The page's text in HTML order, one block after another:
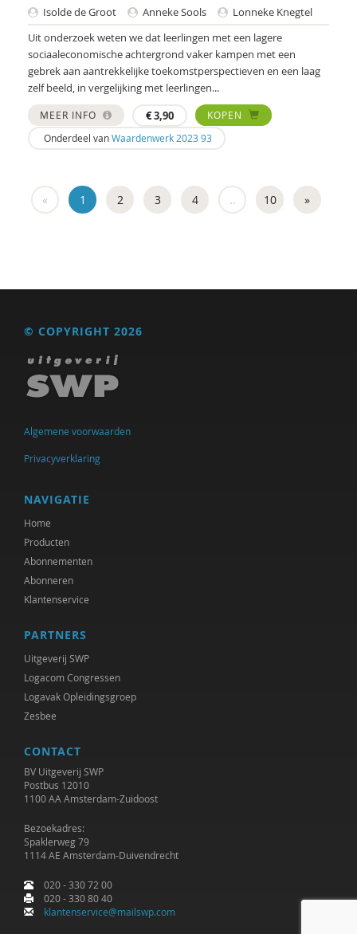
Isolde de Groot Anneke Sools
Lonneke Knegtel
Uit onderzoek weten we dat leerlingen met een lagere
sociaaleconomische achtergrond vaker kampen met een
gebrek aan aantrekkelijke toekomstperspectieven en een laag
zelf beeld, in vergelijking met leerlingen...
MEER INFO €3,90
KOPEN
Onderdeel vanWaardenwerk 2023 93
« 1 2 3 4 .. 10 »
© COPYRIGHT 2026
Algemene voorwaarden
Privacyverklaring
NAVIGATIE
Home
Producten
Abonnementen
Abonneren
Klantenservice
PARTNERS
Uitgeverij SWP
Logacom Congressen
Logavak Opleidingsgroep
Zesbee
CONTACT
BV Uitgeverij SWP
Postbus 12010
1100 AA Amsterdam-Zuidoost
Bezoekadres:
Spaklerweg 79
1114 AE Amsterdam-Duivendrecht
020 - 330 72 00
020 - 330 80 40
klantenservice@mailswp.com